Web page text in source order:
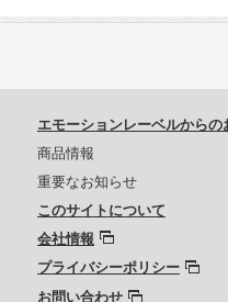
エモーションレーベルからの
商品情報
重要なお知らせ
このサイトについて
会社情報
プライバシーポリシー
お問い合わせ